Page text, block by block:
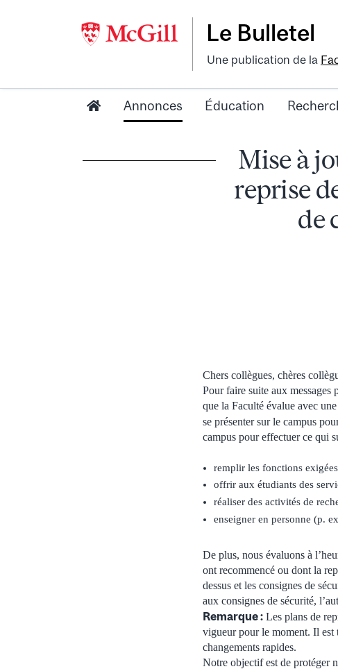
Le Bulletel
Une publication de la
Annonces Éducation
Mise à
reprise
de
Chers collègues, chères
Pour faire suite aux messages
que la Faculté évalue avec
se présenter sur le campus
campus pour effectuer ce qui
remplir les fonctions
offrir aux étudiants des
réaliser des activités de
enseigner en personne (p.
De plus, nous évaluons à
ont recommencé ou dont la
dessus et les consignes de
aux consignes de sécurité,
Remarque : Les plans de
vigueur pour le moment. Il est
changements rapides.
Notre objectif est de protéger